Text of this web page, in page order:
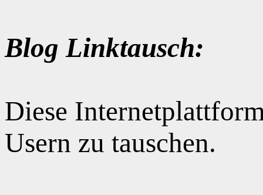
Blog Linktausch:
Diese
Usern zu tauschen.